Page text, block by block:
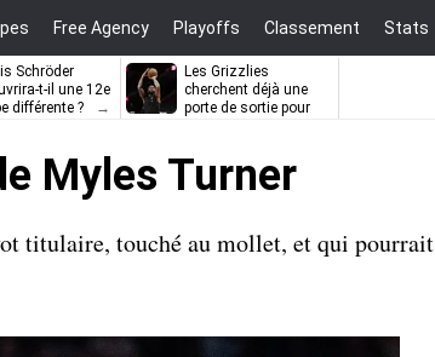
Free Agency Playoffs Classement Stats
Schröder
t-il une 12e
différente ?
Les Grizzlies
cherchent déjà une
porte de sortie pour
Myles Turner
titulaire, touché au mollet, et qui pourrait